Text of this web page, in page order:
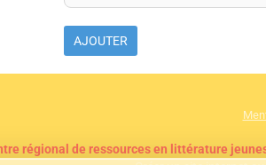
AJOUTER
régional de ressources en littérature